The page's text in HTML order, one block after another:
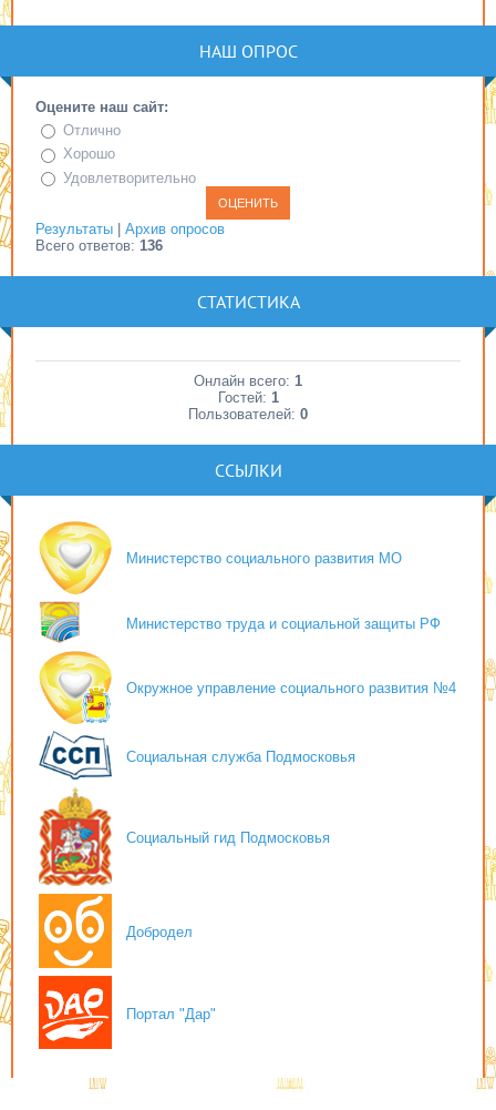
НАШ ОПРОС
Оцените наш сайт:
Отлично
Хорошо
Удовлетворительно
Результаты
Архив опросов
Всего ответов: 136
СТАТИСТИКА
Онлайн всего: 1
Гостей: 1
Пользователей: 0
ССЫЛКИ
Министерство социального развития МО
Министерство труда и социальной защиты РФ
Окружное управление социального развития №4
Социальная служба Подмосковья
Социальный гид Подмосковья
Добродел
Портал "Дар"